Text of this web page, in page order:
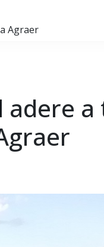
Agraer
a